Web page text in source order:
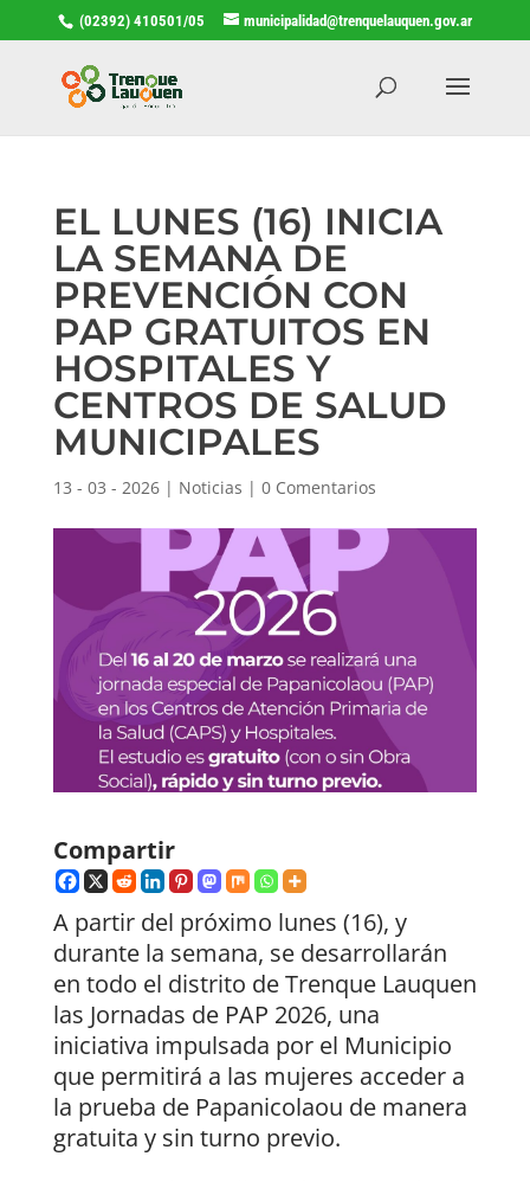
(02392) 410501/05 municipalidad@trenquelauquen.gov.ar
EL LUNES (16) INICIA
LA SEMANA DE
PREVENCIÓN CON
PAP GRATUITOS EN
HOSPITALES Y
CENTROS DE SALUD
MUNICIPALES
13 - 03 - 2026| Noticias | 0 Comentarios
Compartir
A partir del próximo lunes (16), y
durante la semana, se desarrollarán
en todo el distrito de Trenque Lauquen
las Jornadas de PAP 2026, una
iniciativa impulsada por el Municipio
que permitirá a las mujeres acceder a
la prueba de Papanicolaou de manera
gratuita y sin turno previo.